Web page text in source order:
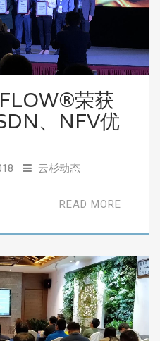
荣获
、NFV优
云杉动态
READ MORE